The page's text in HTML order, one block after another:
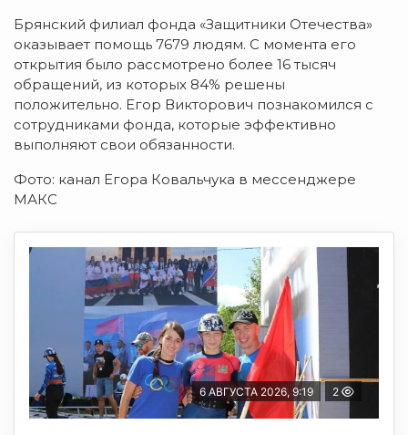
Брянский филиал фонда «Защитники Отечества»
оказывает помощь 7679 людям. С момента его
открытия было рассмотрено более 16 тысяч
обращений, из которых 84% решены
положительно. Егор Викторович познакомился с
сотрудниками фонда, которые эффективно
выполняют свои обязанности.
Фото: канал Егора Ковальчука в мессенджере
МАКС
6 АВГУСТА 2026, 9:19 2